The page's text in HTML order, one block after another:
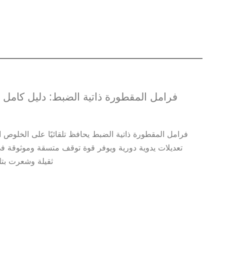
فرامل المقطورة ذاتية الضبط: دليل كامل
فرامل المقطورة ذاتية الضبط يحافظ تلقائيًا على
تعديلات يدوية دورية ويوفر قوة توقف متسقة
ثقيلة وشعرت